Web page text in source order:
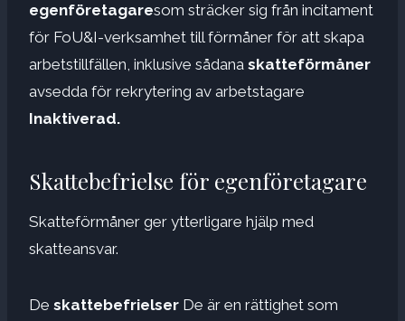
egenföretagaresom sträcker sig från incitament
för FoU&I-verksamhet till förmåner för att skapa
arbetstillfällen, inklusive sådana skatteförmåner
avsedda för rekrytering av arbetstagare
Inaktiverad.
Skattebefrielse för egenföretagare
Skatteförmåner ger ytterligare hjälp med
skatteansvar.
De skattebefrielser De är en rättighet som